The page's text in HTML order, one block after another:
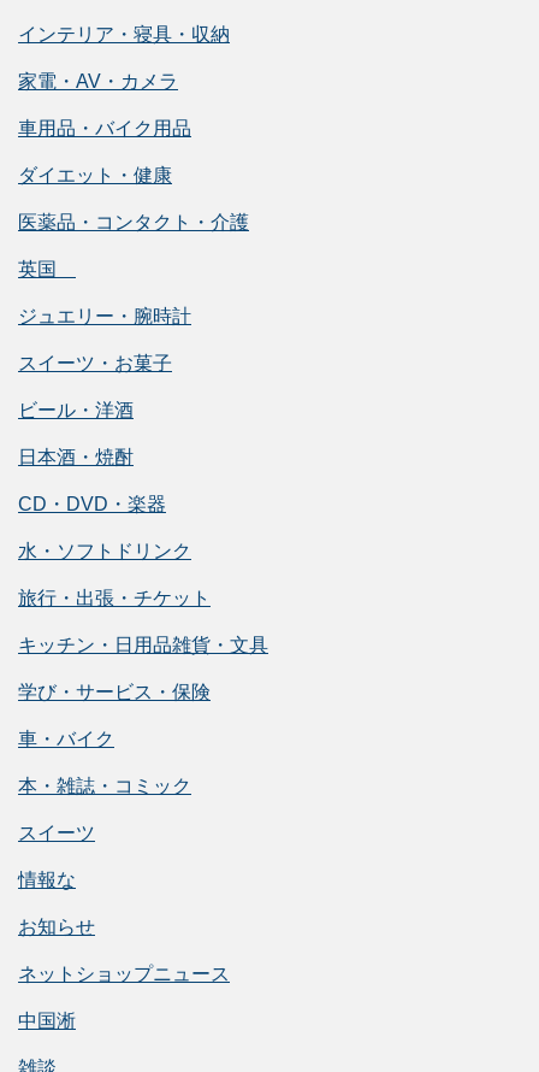
インテリア・寝具・収納
家電・AV・カメラ
車用品・バイク用品
ダイエット・健康
医薬品・コンタクト・介護
英国
ジュエリー・腕時計
スイーツ・お菓子
ビール・洋酒
日本酒・焼酎
CD・DVD・楽器
水・ソフトドリンク
旅行・出張・チケット
キッチン・日用品雑貨・文具
学び・サービス・保険
車・バイク
本・雑誌・コミック
スイーツ
情報な
お知らせ
ネットショップニュース
中国淅
雑談